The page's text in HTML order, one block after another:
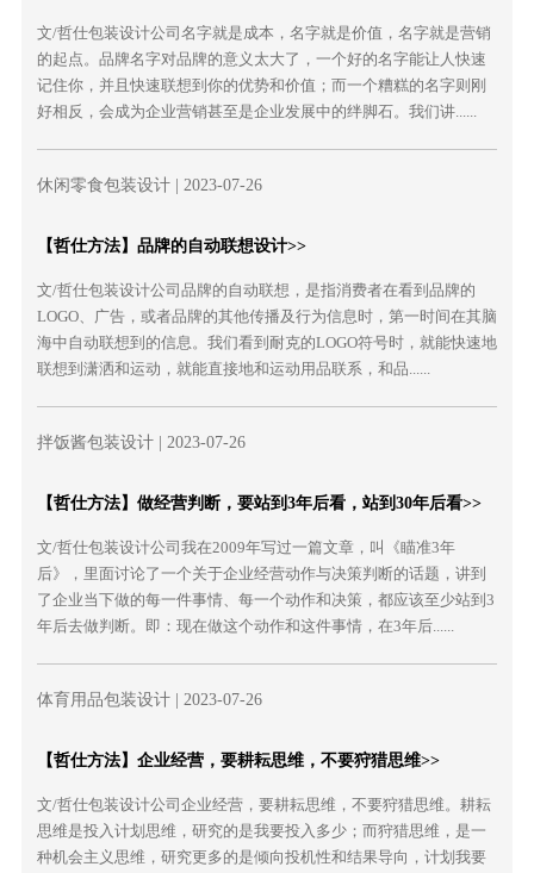
文/哲仕包装设计公司名字就是成本，名字就是价值，名字就是营销
的起点。品牌名字对品牌的意义太大了，一个好的名字能让人快速
记住你，并且快速联想到你的优势和价值；而一个糟糕的名字则刚
好相反，会成为企业营销甚至是企业发展中的绊脚石。我们讲......
休闲零食包装设计| 2023-07-26
【哲仕方法】品牌的自动联想设计>>
文/哲仕包装设计公司品牌的自动联想，是指消费者在看到品牌的
LOGO、广告，或者品牌的其他传播及行为信息时，第一时间在其脑
海中自动联想到的信息。我们看到耐克的LOGO符号时，就能快速地
联想到潇洒和运动，就能直接地和运动用品联系，和品......
拌饭酱包装设计| 2023-07-26
【哲仕方法】做经营判断，要站到3年后看，站到30年后看>>
文/哲仕包装设计公司我在2009年写过一篇文章，叫《瞄准3年
后》，里面讨论了一个关于企业经营动作与决策判断的话题，讲到
了企业当下做的每一件事情、每一个动作和决策，都应该至少站到3
年后去做判断。即：现在做这个动作和这件事情，在3年后......
体育用品包装设计| 2023-07-26
【哲仕方法】企业经营，要耕耘思维，不要狩猎思维>>
文/哲仕包装设计公司企业经营，要耕耘思维，不要狩猎思维。耕耘
思维是投入计划思维，研究的是我要投入多少；而狩猎思维，是一
种机会主义思维，研究更多的是倾向投机性和结果导向，计划我要